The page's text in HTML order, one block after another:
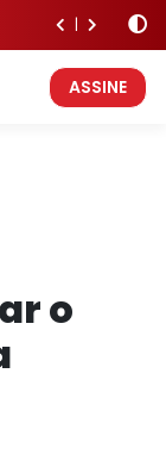
ASSINE
o